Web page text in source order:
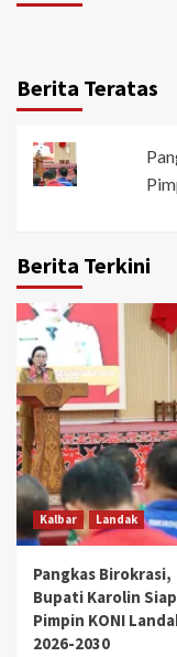
Berita Teratas
Berita Terkini
Kalbar Landak
Pangkas Birokrasi,
Bupati Karolin Siap
Pimpin KONI
2026-2030